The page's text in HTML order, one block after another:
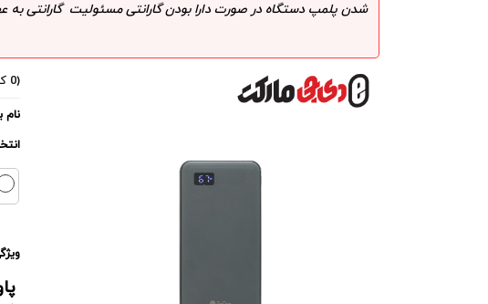
شدن پلمپ دستگاه در صورت دارا بودن گارانتی مسئولیت گارانتی
(0 کاربر) : 0 امتیاز
نام